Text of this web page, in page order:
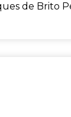
de Brito